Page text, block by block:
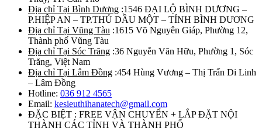
Địa chỉ Tại Bình Dương :1546 ĐẠI LỘ BÌNH DƯƠNG –
P.HIỆP AN – TP.THỦ DẦU MỘT – TỈNH BÌNH DƯƠNG
Địa chỉ Tại Vũng Tàu :1615 Võ Nguyên Giáp, Phường 12,
Thành phố Vũng Tàu
Địa chỉ Tại Sóc Trăng :36 Nguyễn Văn Hữu, Phường 1, Sóc
Trăng, Việt Nam
Địa chỉ Tại Lâm Đồng :454 Hùng Vương – Thị Trấn Di Linh
– Lâm Đồng
Hotline: 036 912 4565
Email: kesieuthihanatech@gmail.com
ĐẶC BIỆT : FREE VẬN CHUYỂN + LẮP ĐẶT NỘI
THÀNH CÁC TỈNH VÀ THÀNH PHỐ